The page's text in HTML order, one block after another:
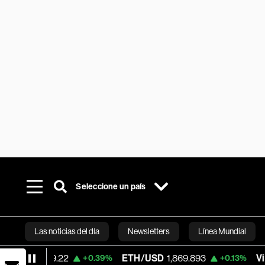
Seleccione un país
Las noticias del día Newsletters Línea Mundial
Bloomberg
+0.39% ETH/USD 1,869.893 +0.13% Visa 367.76